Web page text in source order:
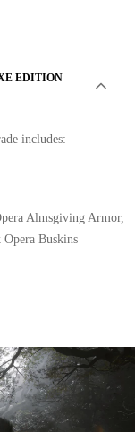
EDITION
includes:
Almsgiving Armor,
Buskins